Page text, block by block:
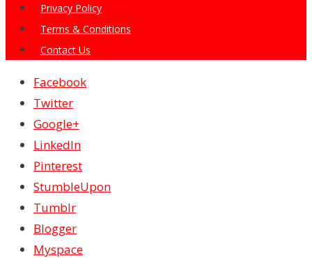
Privacy Policy
Terms & Conditions
Contact Us
Facebook
Twitter
Google+
LinkedIn
Pinterest
StumbleUpon
Tumblr
Blogger
Myspace